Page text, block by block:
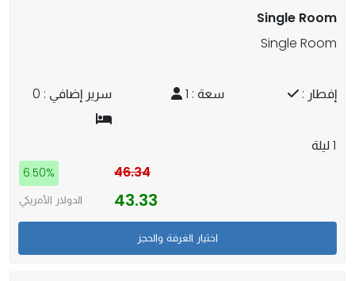
Single Room
Single Room
إفطار : سعة : 1 سرير إضافي : 0
1 ليلة
6.50% 46.34
الدولار الأمريكي 43.33